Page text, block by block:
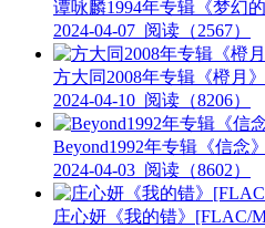
谭咏麟1994年专辑《梦幻
2024-04-07 阅读（2567）
方大同2008年专辑《橙月
2024-04-10 阅读（8206）
Beyond1992年专辑《信念
2024-04-03 阅读（8602）
庄心妍《我的错》[FLAC/